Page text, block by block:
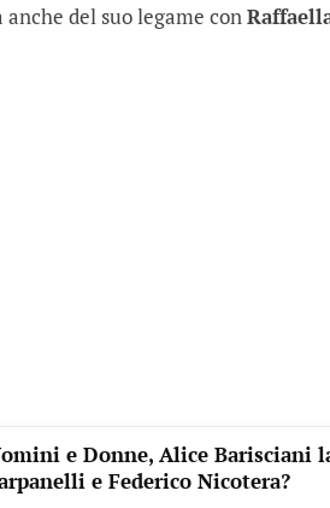
anche del suo legame con
e Donne, Alice Barisciani
e Federico Nicotera?